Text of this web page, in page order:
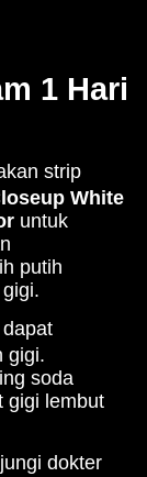
1 Hari
strip
White
untuk
putih
gigi.
soda
gigi lembut
dokter